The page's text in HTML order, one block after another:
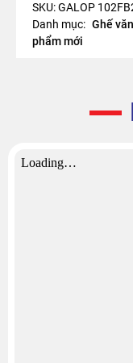
SKU:GALOP
Danh mục: Ghế
phẩm mới